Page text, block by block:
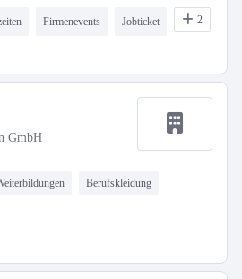
Firmenevents Jobticket 2
GmbH
Berufskleidung